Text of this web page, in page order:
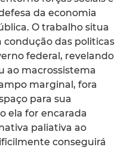
da economia
O trabalho situa
condução das politicas
federal, revelando
ao macrossistema
marginal, fora
para sua
ela for encarada
paliativa ao
conseguirá